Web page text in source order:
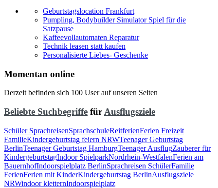
Geburtstagslocation Frankfurt
Pumpling, Bodybuilder Simulator Spiel für die
Satzpause
Kaffeevollautomaten Reparatur
Technik leasen statt kaufen
Personalisierte Liebes- Geschenke
Momentan online
Derzeit befinden sich 100 User auf unseren Seiten
Beliebte Suchbegriffe für Ausflugsziele
Schüler SprachreisenSprachschuleReitferienFerien Freizeit
FamilieKindergeburtstag feiern NRWTeenager Geburtstag
BerlinTeenager Geburtstag HamburgTeenager AusflugZauberer für
KindergeburtstagIndoor SpielparkNordrhein-WestfalenFerien am
BauernhofIndoorspielplatz BerlinSprachreisen SchülerFamilie
FerienFerien mit KinderKindergeburtstag BerlinAusflugsziele
NRWindoor kletternIndoorspielplatz